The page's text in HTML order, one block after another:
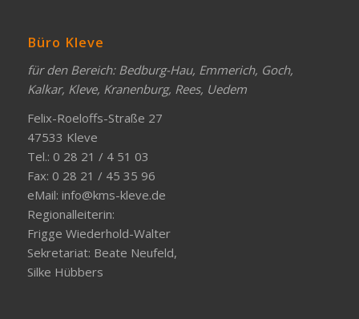
Büro Kleve
für den Bereich: Bedburg-Hau, Emmerich, Goch,
Kalkar, Kleve, Kranenburg, Rees, Uedem
Felix-Roeloffs-Straße 27
47533 Kleve
Tel.: 0 28 21 / 4 51 03
Fax: 0 28 21 / 45 35 96
eMail: info@kms-kleve.de
Regionalleiterin:
Frigge Wiederhold-Walter
Sekretariat: Beate Neufeld,
Silke Hübbers